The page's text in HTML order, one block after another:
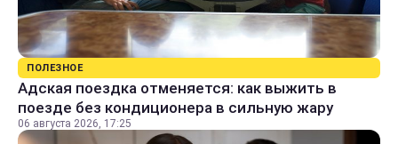
ПОЛЕЗНОЕ
Адская поездка отменяется: как выжить в
поезде без кондиционера в сильную жару
06 августа 2026, 17:25